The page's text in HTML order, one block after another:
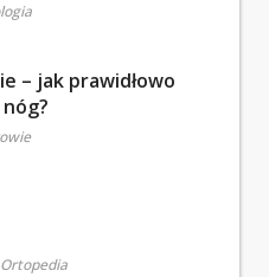
– jak prawidłowo
Ortopedia